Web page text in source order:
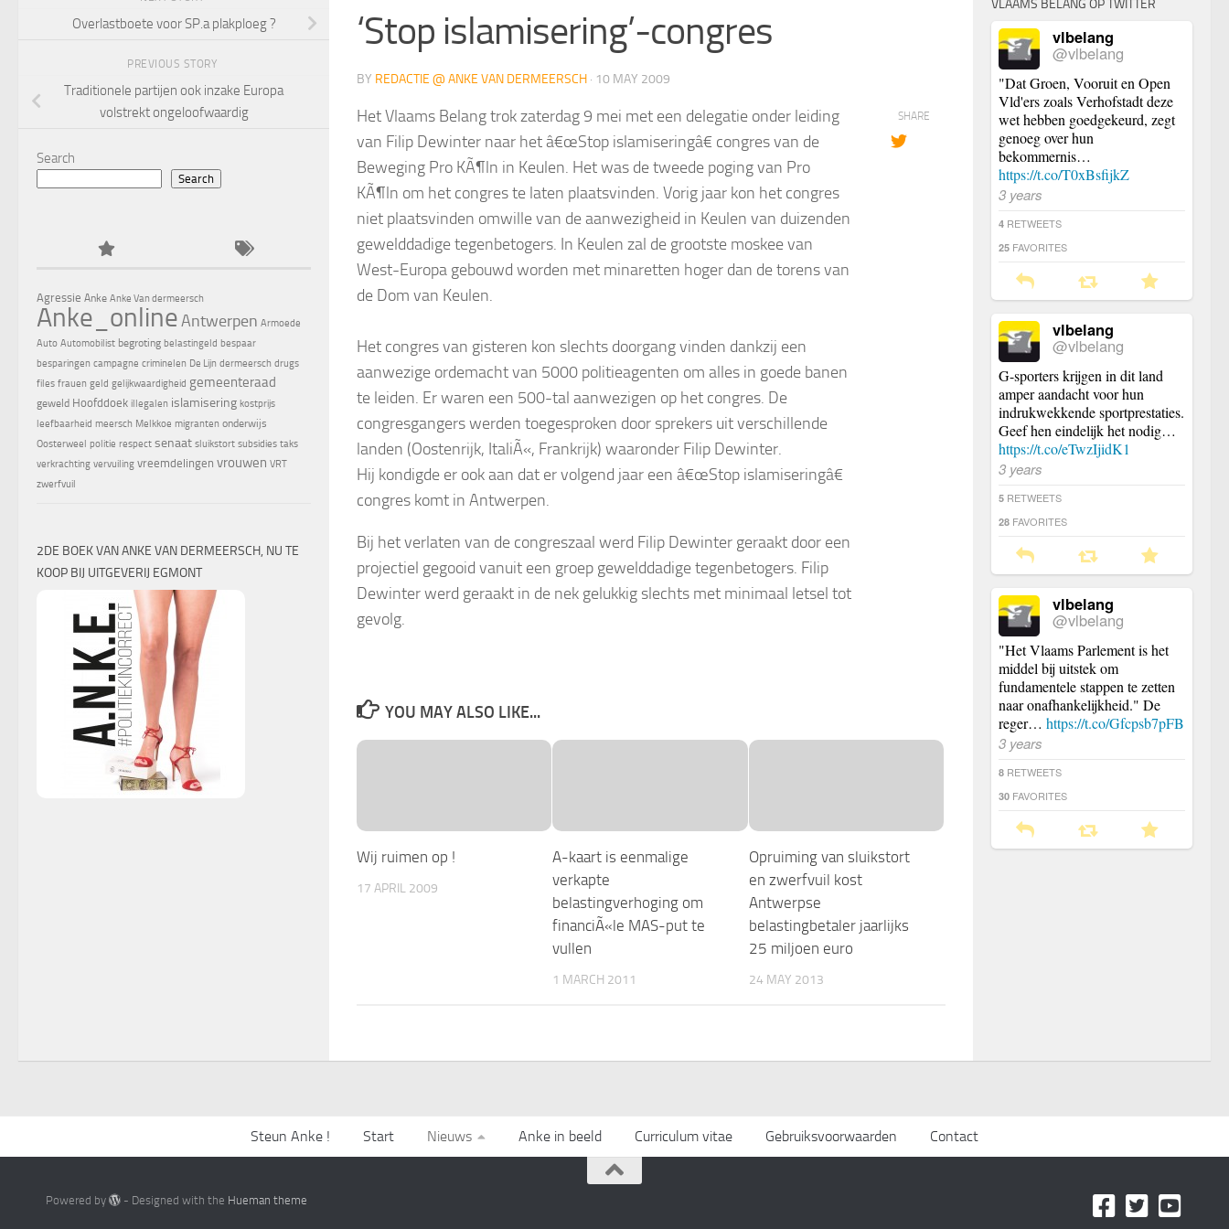
‘Stop islamisering’-congres
BY REDACTIE @ ANKE VAN DERMEERSCH · 10 MAY 2009
Het Vlaams Belang trok zaterdag 9 mei met een delegatie onder leiding
van Filip Dewinter naar het â€œStop islamiseringâ€ congres van de
Beweging Pro KÃ¶ln in Keulen. Het was de tweede poging van Pro
KÃ¶ln om het congres te laten plaatsvinden. Vorig jaar kon het congres
niet plaatsvinden omwille van de aanwezigheid in Keulen van duizenden
gewelddadige tegenbetogers. In Keulen zal de grootste moskee van
West-Europa gebouwd worden met minaretten hoger dan de torens van
de Dom van Keulen.
Het congres van gisteren kon slechts doorgang vinden dankzij een
aanwezige ordemacht van 5000 politieagenten om alles in goede banen
te leiden. Er waren een 500-tal aanwezigen op het congres. De
congresgangers werden toegesproken door sprekers uit verschillende
landen (Oostenrijk, ItaliÃ«, Frankrijk) waaronder Filip Dewinter.
Hij kondigde er ook aan dat er volgend jaar een â€œStop islamiseringâ€
congres komt in Antwerpen.
Bij het verlaten van de congreszaal werd Filip Dewinter geraakt door een
projectiel gegooid vanuit een groep gewelddadige tegenbetogers. Filip
Dewinter werd geraakt in de nek gelukkig slechts met minimaal letsel tot
gevolg.
SHARE
YOU MAY ALSO LIKE...
Wij ruimen op !
17 APRIL 2009
A-kaart is eenmalige
verkapte
belastingverhoging om
financiÃ«le MAS-put te
vullen
1 MARCH 2011
Opruiming van sluikstort
en zwerfvuil kost
Antwerpse
belastingbetaler jaarlijks
25 miljoen euro
24 MAY 2013
Overlastboete voor SP.a plakploeg ?
PREVIOUS STORY
Traditionele partijen ook inzake Europa
volstrekt ongeloofwaardig
Search
Search
Agressie Anke Anke Van dermeersch
Anke_onlineAntwerpen Armoede
Auto Automobilist begroting belastingeld bespaar
besparingen campagne criminelen De Lijn dermeersch drugs
files frauen geld gelijkwaardigheid gemeenteraad
geweld Hoofddoek illegalen islamisering kostprijs
leefbaarheid meersch Melkkoe migranten onderwijs
Oosterweel politie respect senaat sluikstort subsidies taks
verkrachting vervuiling vreemdelingen vrouwen VRT
zwerfvuil
2DE BOEK VAN ANKE VAN DERMEERSCH, NU TE
KOOP BIJ UITGEVERIJ EGMONT
VLAAMS BELANG OP TWITTER
vlbelang
@vlbelang
"Dat Groen, Vooruit en Open
Vld'ers zoals Verhofstadt deze
wet hebben goedgekeurd, zegt
genoeg over hun
bekommernis…
https://t.co/T0xBsfijkZ
3 years
4 RETWEETS
25 FAVORITES
vlbelang
@vlbelang
G-sporters krijgen in dit land
amper aandacht voor hun
indrukwekkende sportprestaties.
Geef hen eindelijk het nodig…
https://t.co/eTwzIjidK1
3 years
5 RETWEETS
28 FAVORITES
vlbelang
@vlbelang
"Het Vlaams Parlement is het
middel bij uitstek om
fundamentele stappen te zetten
naar onafhankelijkheid." De
reger… https://t.co/Gfcpsb7pFB
3 years
8 RETWEETS
30 FAVORITES
Steun Anke ! Start Nieuws Anke in beeld Curriculum vitae Gebruiksvoorwaarden Contact
Powered by - Designed with the Hueman theme